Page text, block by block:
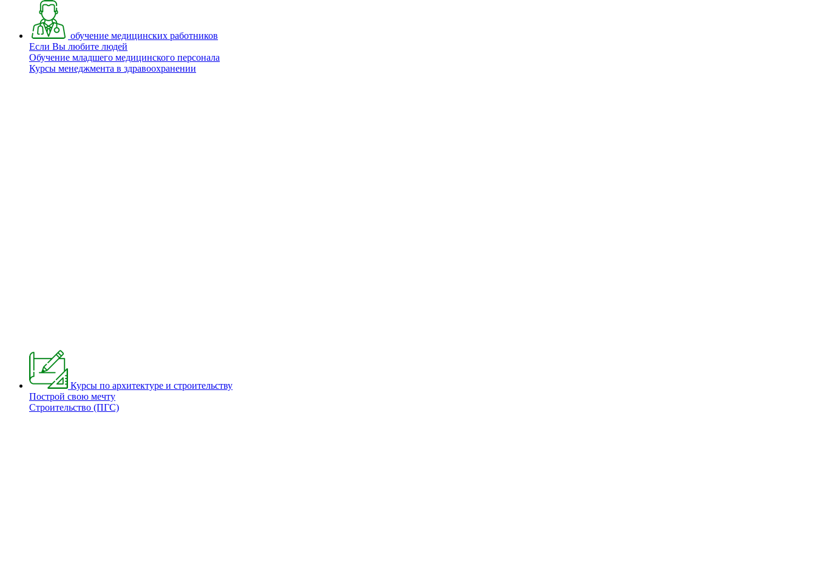
обучение медицинских работников
Если Вы любите людей
Обучение младшего медицинского персонала
Курсы менеджмента в здравоохранении
Курсы по архитектуре и строительству
Построй свою мечту
Строительство (ПГС)